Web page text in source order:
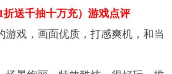
折送千抽十万充）游戏点评
游戏，画面优质，打感爽机，和当